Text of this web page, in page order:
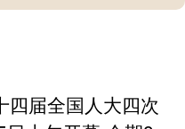
四届全国人大四次